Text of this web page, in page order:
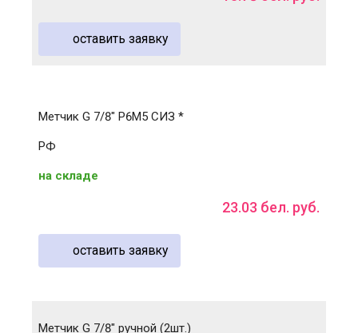
оставить заявку
Метчик G 7/8" Р6М5 СИЗ *
РФ
на складе
23.03 бел. руб.
оставить заявку
Метчик G 7/8" ручной (2шт.)